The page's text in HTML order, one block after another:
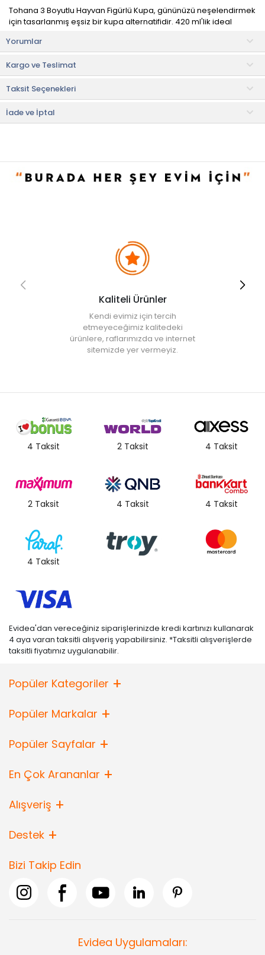
Tohana 3 Boyutlu Hayvan Figürlü Kupa, gününüzü neşelendirmek
için tasarlanmış eşsiz bir kupa alternatifidir. 420 ml'lik ideal
bir araya getirir.
Yüksek kaliteli porselenden üretilmiştir. Porselen, zarif bir
görünüm sunarken aynı zamanda dayanıklılığı ile bilinir. Bu
nedenle uzun yıllar boyunca günlük kullanım için mükemmel bir
tercihtir.
Kullanım ve Bakım Bilgileri
Evidea tarafından incelenecek ve uygun bulunmayan siparişler
iptal edilecektir.
Yorumlar
Kargo ve Teslimat
Taksit Seçenekleri
İade ve İptal
Kaliteli Ürünler
Kendi evimiz için tercih
etmeyeceğimiz kalitedeki
ürünlere, raflarımızda ve internet
sitemizde yer vermeyiz.
4 Taksit 2 Taksit 4 Taksit
2 Taksit 4 Taksit 4 Taksit
4 Taksit
Evidea'dan vereceğiniz siparişlerinizde kredi kartınızı kullanarak
4 aya varan taksitli alışveriş yapabilirsiniz. *Taksitli alışverişlerde
taksitli fiyatımız uygulanabilir.
Popüler Kategoriler
Popüler Markalar
Popüler Sayfalar
En Çok Arananlar
Alışveriş
Destek
Bizi Takip Edin
Evidea Uygulamaları: